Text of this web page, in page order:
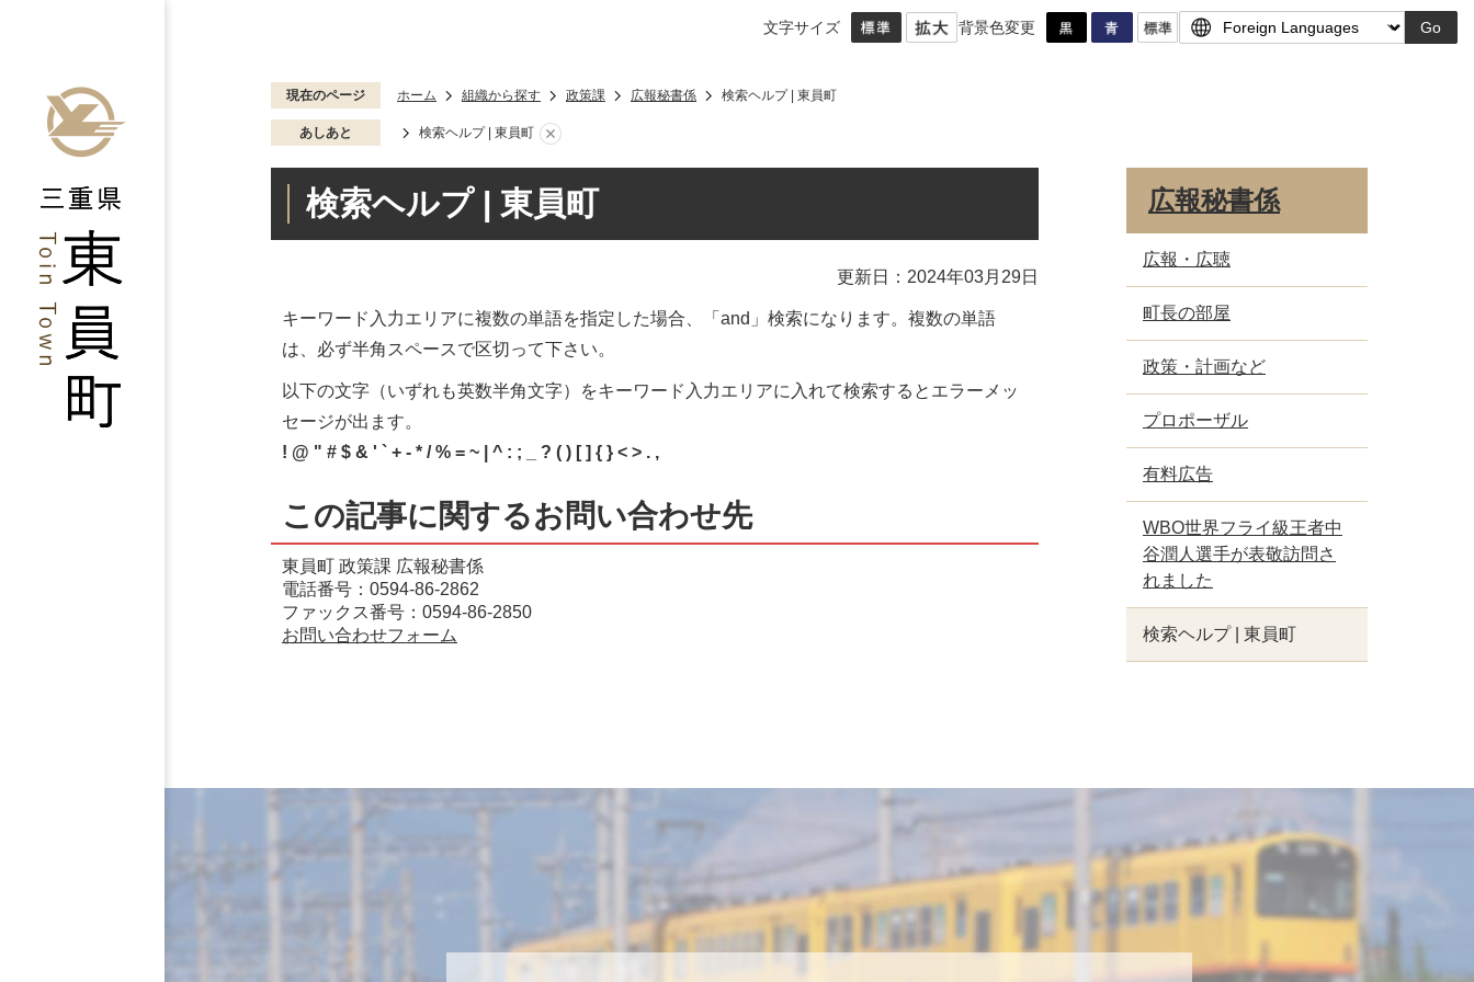
文字サイズ 背景色変更 Go
現在のページ ホーム 組織から探す 政策課 広報秘書係 検索ヘルプ | 東員町
あしあと 検索ヘルプ | 東員町
検索ヘルプ | 東員町
更新日：2024年03月29日
キーワード入力エリアに複数の単語を指定した場合、「and」検索になります。複数の単語
は、必ず半角スペースで区切って下さい。
以下の文字（いずれも英数半角文字）をキーワード入力エリアに入れて検索するとエラーメッ
セージが出ます。
! @ " # $ & ' ` + - * / % = ~ | ^ : ; _ ? ( ) [ ] { } < > . ,
この記事に関するお問い合わせ先
東員町 政策課 広報秘書係
電話番号：0594-86-2862
ファックス番号：0594-86-2850
お問い合わせフォーム
広報秘書係
広報・広聴
町長の部屋
政策・計画など
プロポーザル
有料広告
WBO世界フライ級王者中
谷潤人選手が表敬訪問さ
れました
検索ヘルプ | 東員町